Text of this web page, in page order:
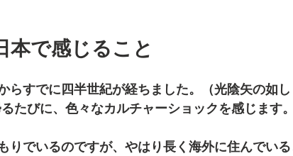
で感じること
らすでに四半世紀が経ちました。（光陰矢の如
たびに、色々なカルチャーショックを感じます。
りでいるのですが、やはり長く海外に住んでいる